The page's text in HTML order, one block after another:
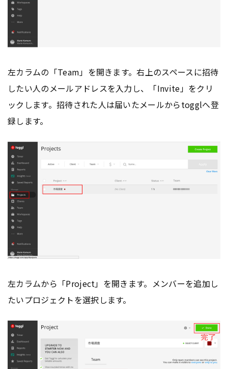
左カラムの「Team」を開きます。右上のスペースに招待
したい人のメールアドレスを入力し、「Invite」をクリ
ックします。招待された人は届いたメールからtogglへ登
録します。
左カラムから「Project」を開きます。メンバーを追加し
たいプロジェクトを選択します。